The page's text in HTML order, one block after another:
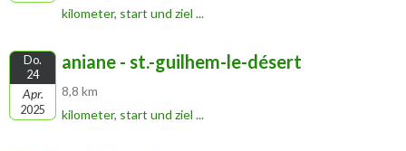
kilometer, start und ziel ...
Do.
24
Apr.
2025
aniane - st.-guilhem-le-désert
8,8 km
kilometer, start und ziel ...